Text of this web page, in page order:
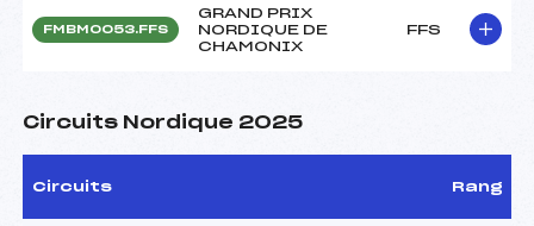
FMBM0053.FFS
GRAND PRIX
NORDIQUE DE
CHAMONIX
FFS
Circuits Nordique 2025
Circuits Rang